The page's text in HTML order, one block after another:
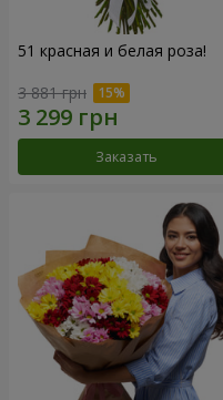
51 красная и белая роза!
3 881 грн
Заказать